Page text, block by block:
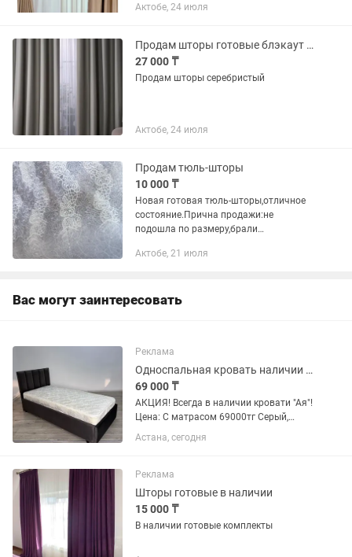
Актобе, 24 июля
Продам шторы готовые блэкаут материал серебристого цвета
27 000 ₸
Продам шторы серебристый
Актобе, 24 июля
Продам тюль-шторы
10 000 ₸
Новая готовая тюль-шторы,отличное
состояние.Прична продажи:не
подошла по размеру,брали
4метра.Есть торг
Актобе, 21 июля
Вас могут заинтересовать
Реклама
Односпальная кровать наличии готовый
69 000 ₸
АКЦИЯ! Всегда в наличии кровати "Ая"!
Цена: С матрасом 69000тг Серый,
бежевый, зеленый, синий, розовый
цвета всегда в наличии! Собственное
доставляют ежедневно в...
Астана, сегодня
Реклама
Шторы готовые в наличии
15 000 ₸
В наличии готовые комплекты